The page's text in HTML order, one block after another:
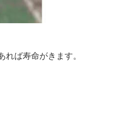
ば寿命がきます。